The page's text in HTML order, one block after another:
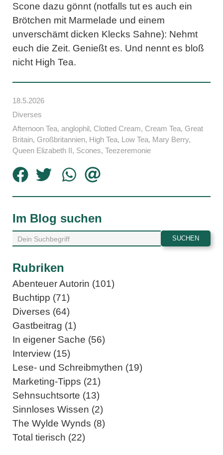
18.5.2026
Diverses
Afternoon Tea, anglophil, Clotted Cream, Cream Tea, Great
Britain, Großbritannien, High Tea, Low Tea, Mary Berry,
Queen Elizabeth II, Scones, Teezeremonie
Scone dazu gönnt (notfalls tut es auch ein
Brötchen mit Marmelade und einem
unverschämt dicken Klecks Sahne): Nehmt
euch die Zeit. Genießt es. Und nennt es bloß
nicht High Tea.
Im Blog suchen
Rubriken
Abenteuer Autorin (101)
Buchtipp (71)
Diverses (64)
Gastbeitrag (1)
In eigener Sache (56)
Interview (15)
Lese- und Schreibmythen (19)
Marketing-Tipps (21)
Sehnsuchtsorte (13)
Sinnloses Wissen (2)
The Wylde Wynds (8)
Total tierisch (22)